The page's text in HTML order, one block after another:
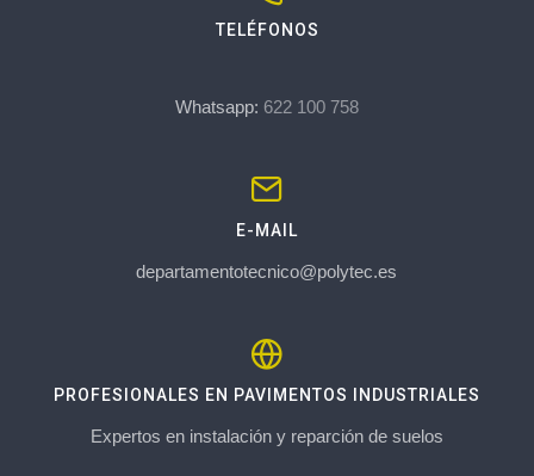
TELÉFONOS
Whatsapp: 622 100 758
E-MAIL
departamentotecnico@polytec.es
PROFESIONALES EN PAVIMENTOS INDUSTRIALES
Expertos en instalación y reparción de suelos